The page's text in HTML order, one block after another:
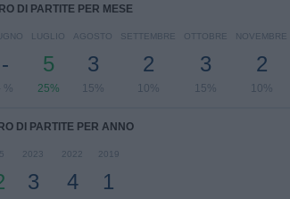
DI PARTITE PER MESE
-
%
LUGLIO
5
25%
AGOSTO
3
15%
SETTEMBRE
2
10%
OTTOBRE
3
15%
NOVEMBRE
2
10%
DI PARTITE PER ANNO
2023
3
2022
4
2019
1